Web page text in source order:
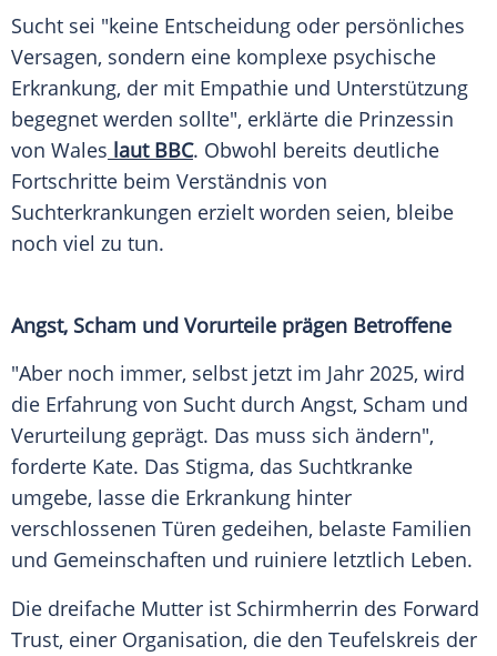
Sucht sei "keine Entscheidung oder persönliches
Versagen, sondern eine komplexe psychische
Erkrankung, der mit Empathie und Unterstützung
begegnet werden sollte", erklärte die Prinzessin
von Wales laut BBC. Obwohl bereits deutliche
Fortschritte beim Verständnis von
Suchterkrankungen erzielt worden seien, bleibe
noch viel zu tun.
Angst, Scham und Vorurteile prägen Betroffene
"Aber noch immer, selbst jetzt im Jahr 2025, wird
die Erfahrung von Sucht durch Angst, Scham und
Verurteilung geprägt. Das muss sich ändern",
forderte Kate. Das Stigma, das Suchtkranke
umgebe, lasse die Erkrankung hinter
verschlossenen Türen gedeihen, belaste Familien
und Gemeinschaften und ruiniere letztlich Leben.
Die dreifache Mutter ist Schirmherrin des Forward
Trust, einer Organisation, die den Teufelskreis der